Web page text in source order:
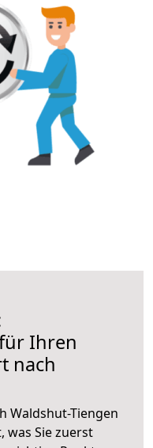
Ihren
nach
Waldshut-Tiengen
was Sie zuerst